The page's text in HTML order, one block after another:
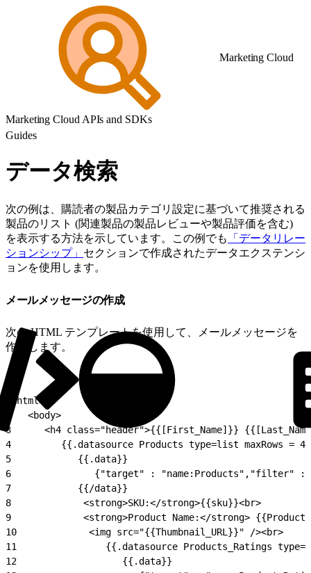
Marketing Cloud
Marketing Cloud APIs and SDKs
Guides
データ検索
次の例は、購読者の製品カテゴリ設定に基づいて推奨される
製品のリスト (関連製品の製品レビューや製品評価を含む)
を表示する方法を示しています。この例でも
「データリレー
ションシップ」 セクションで作成されたデータエクステンシ
ョンを使用します。
メールメッセージの作成
次の HTML テンプレートを使用して、メールメッセージを
作成します。
<html>
   <body>
3
<h4 class="header">{{[First_Name]}}
4
{{.datasource Products type=list maxRows =
5
            {{.data}}
6
{"target" : "name:Products","filter"
7
            {{/data}}
8
             <strong>SKU:</strong>{{sku}}<br>
9
<strong>Product Name:</strong>
10
             <img src="{{Thumbnail_URL}}" /><br>
11
{{.datasource Products_Ratings
12
                   {{.data}}